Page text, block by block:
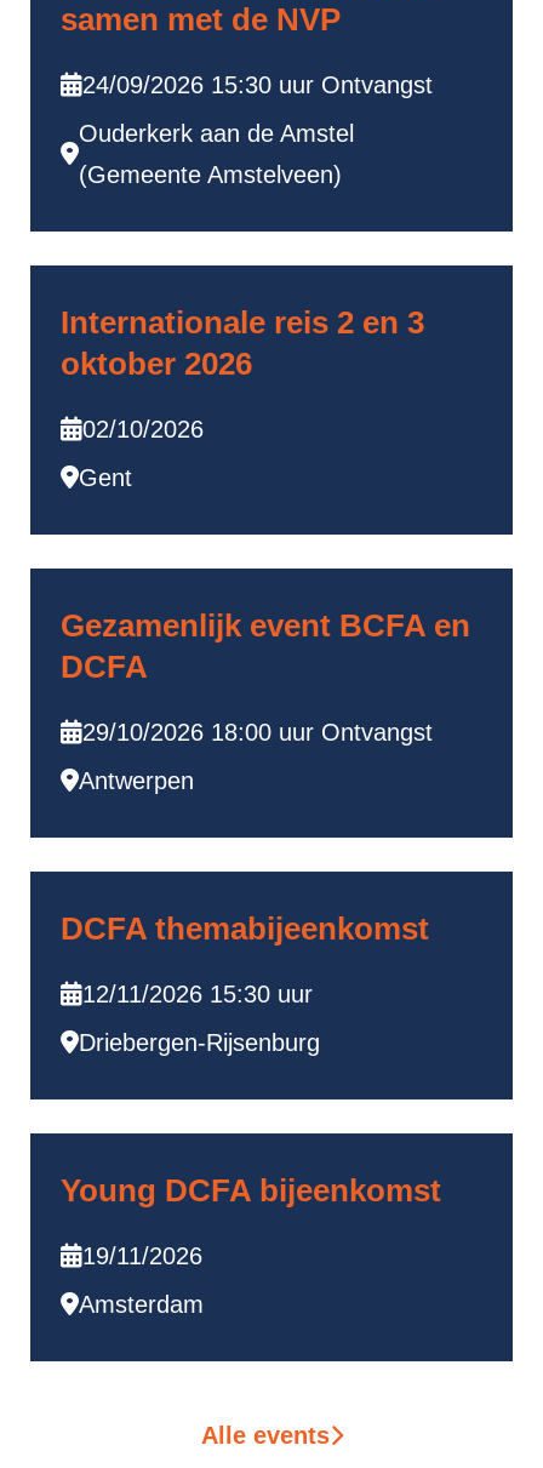
samen met de NVP
24/09/2026 15:30 uur Ontvangst
Ouderkerk aan de Amstel
(Gemeente Amstelveen)
Internationale reis 2 en 3
oktober 2026
02/10/2026
Gent
Gezamenlijk event BCFA en
DCFA
29/10/2026 18:00 uur Ontvangst
Antwerpen
DCFA themabijeenkomst
12/11/2026 15:30 uur
Driebergen-Rijsenburg
Young DCFA bijeenkomst
19/11/2026
Amsterdam
Alle events